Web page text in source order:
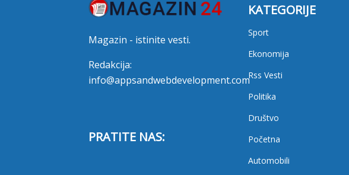
Magazin - istinite vesti.
Redakcija:
info@appsandwebdevelopment.com
PRATITE NAS:
KATEGORIJE
Sport
Ekonomija
Rss Vesti
Politika
Društvo
Početna
Automobili